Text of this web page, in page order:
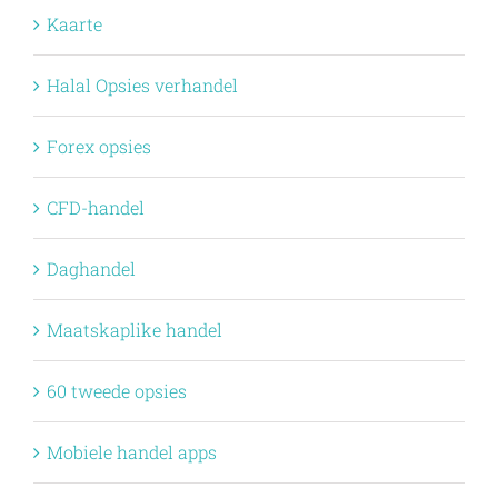
Kaarte
Halal Opsies verhandel
Forex opsies
CFD-handel
Daghandel
Maatskaplike handel
60 tweede opsies
Mobiele handel apps